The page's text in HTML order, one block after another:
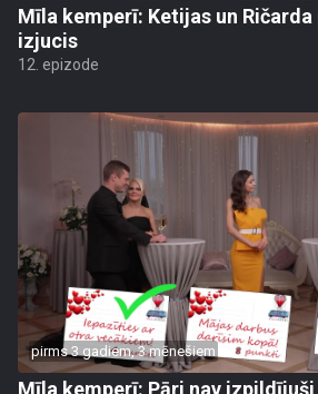
Mīla kemperī: Ketijas un
izjucis
12. epizode
pirms 3 gadiem, 3 mēnešiem
Mīla kemperī: Pāri nav izpildījuši